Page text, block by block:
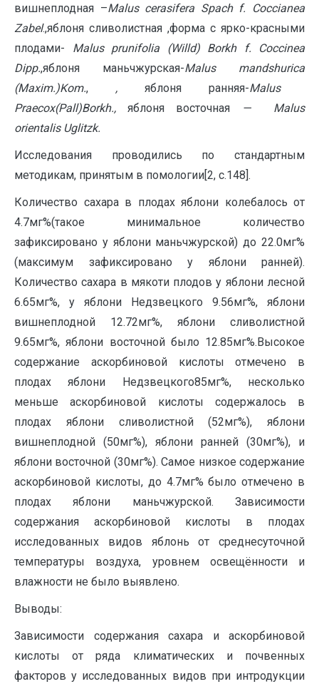
вишнеплодная –Malus cerasifera Spach f.
Coccianea
Zabel.,яблоня сливолистная ,форма с ярко-красными
плодами- Malus prunifolia (Willd) Borkh f.
Coccinea
Dipp.,яблоня маньчжурская-Malus
mandshurica
(Maxim.)Kom., , яблоня ранняя-Malus
Praecox(Pall)Borkh.,яблоня восточная —
Malus
orientalisUglitzk.
Исследования проводились по стандартным
методикам, принятым в помологии[2, с.148].
Количество сахара в плодах яблони колебалось от
4.7мг%(такое минимальное количество
зафиксировано у яблони маньчжурской) до 22.0мг%
(максимум зафиксировано у яблони ранней).
Количество сахара в мякоти плодов у яблони лесной
6.65мг%, у яблони Недзвецкого 9.56мг%, яблони
вишнеплодной 12.72мг%, яблони сливолистной
9.65мг%, яблони восточной было 12.85мг%.Высокое
содержание аскорбиновой кислоты отмечено в
плодах яблони Недзвецкого85мг%, несколько
меньше аскорбиновой кислоты содержалось в
плодах яблони сливолистной (52мг%), яблони
вишнеплодной (50мг%), яблони ранней (30мг%), и
яблони восточной (30мг%). Самое низкое содержание
аскорбиновой кислоты, до 4.7мг% было отмечено в
плодах яблони маньчжурской. Зависимости
содержания аскорбиновой кислоты в плодах
исследованных видов яблонь от среднесуточной
температуры воздуха, уровнем освещённости и
влажности не было выявлено.
Выводы:
Зависимости содержания сахара и аскорбиновой
кислоты от ряда климатических и почвенных
факторов у исследованных видов при интродукции